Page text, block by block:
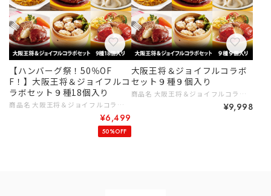
【ハンバーグ祭！50％OF
F！】大阪王将＆ジョイフルコ
ラボセット９種18個入り
商品名 大阪王将＆ジョイフルコラボセット9種18個入り 賞味期限 直火炒めチャーハン、エビ塩チャーハン、餃子、水餃子、焼売：60日以上 ハンバーグ：製造日から310日 チキンステーキ：製造日から365日 内容量 直火炒めチャーハン200ｇ×2個 エビ塩チャーハン210ｇ×2個 羽根つき餃子296ｇ（たれ２ｇ×２個付き）×2個 水餃子270ｇ×2個 大粒肉焼売240ｇ×2個 ジョイフルのチキンステーキ206ｇ （チキンステーキ180gてりやきソース25ｇペッパー1ｇ）×2個 ジョイフルハンバーグてりやきソースペッパー付き146g（ハンバーグ120gてりやきソース25ｇペッパー1ｇ）×2個 ジョイフルチーズインハンバーグトマトソース付き155g（ハンバーグ120gトマトソース35ｇ）×2個 ジョイフルチーズインハンバーグ デミグラスソース付き145ｇ（ハンバーグ120g （うちチーズは10ｇ） デミグラスソース25g）×2個 保存方法 －１８℃以下で保存 アレルギー 商品名：直火炒めチャーハン 小麦・卵・乳成分 商品名：エビ塩チャーハン えび・小麦・卵・大豆・鶏肉 商品名：羽根つき餃子 小麦・乳成分 商品名：水餃子 小麦 商品名：大粒肉焼売 小麦・卵・乳成分 商品名：チキンステーキ 【チキン】小麦・鶏肉 【てりやきソース】小麦・大豆・鶏肉・豚肉 商品名：ペッパーハンバーグ 【ハンバーグ】小麦・卵・乳成分・牛肉・大豆 【 別添ソース】小麦・大豆・鶏肉・豚肉 商品名：チーズインハンバーグ 【ハンバーグ】小麦・卵・乳成分・牛肉・大豆 【別添ソース】小麦・乳成分・牛肉・ゼラチン・大豆・鶏肉・豚肉 商品名：デミグラスハンバーグ 【ハンバーグ】小麦・卵・乳成分・牛肉・大豆 【 別添ソース】小麦・大豆・鶏肉・豚肉 # 10,000円以上 # ご家族みんなで
¥6,499
50%OFF
大阪王将＆ジョイフルコラボ
セット９種９個入り
商品名 大阪王将＆ジョイフルコラボセット9種9個入り 賞味期限 直火炒めチャーハン、エビ塩チャーハン、餃子、水餃子、焼売：60日以上 ハンバーグ：製造日から310日 チキンステーキ：製造日から365日 内容量 直火炒めチャーハン200ｇ×1個 エビ塩チャーハン210ｇ×1個 羽根つき餃子296ｇ（たれ２ｇ×２個付き）×1個 水餃子270ｇ×1個 大粒肉焼売240ｇ×1個 ジョイフルのチキンステーキ206ｇ （チキンステーキ180gてりやきソース25ｇペッパー1ｇ）×1個 ジョイフルハンバーグてりやきソースペッパー付き146g（ハンバーグ120gてりやきソース25ｇペッパー1ｇ）×1個 ジョイフルチーズインハンバーグトマトソース付き155g（ハンバーグ120gトマトソース35ｇ）×1個 ジョイフルチーズインハンバーグ デミグラスソース付き145ｇ（ハンバーグ120g （うちチーズは10ｇ） デミグラスソース25g）×1個 保存方法 －１８℃以下で保存 アレルギー 商品名：直火炒めチャーハン 小麦・卵・乳成分 商品名：エビ塩チャーハン えび・小麦・卵・大豆・鶏肉 商品名：羽根つき餃子 小麦・乳成分 商品名：水餃子 小麦 商品名：大粒肉焼売 小麦・卵・乳成分 商品名：チキンステーキ 【チキン】小麦・鶏肉 【てりやきソース】小麦・大豆・鶏肉・豚肉 商品名：ペッパーハンバーグ 【ハンバーグ】小麦・卵・乳成分・牛肉・大豆 【 別添ソース】小麦・大豆・鶏肉・豚肉 商品名：チーズインハンバーグトマトソース付き 【ハンバーグ】小麦・卵・乳成分・牛肉・大豆 【別添ソース】小麦・乳成分・牛肉・ゼラチン・大豆・鶏肉・豚肉 商品名：チーズインハンバーグ デミグラスソース付き 【ハンバーグ】小麦・卵・乳成分・牛肉・大豆 【 別添ソース】小麦・大豆・鶏肉・豚肉 # 8,000円～9,999円 # ご家族みんなで # ギフトに
¥9,998